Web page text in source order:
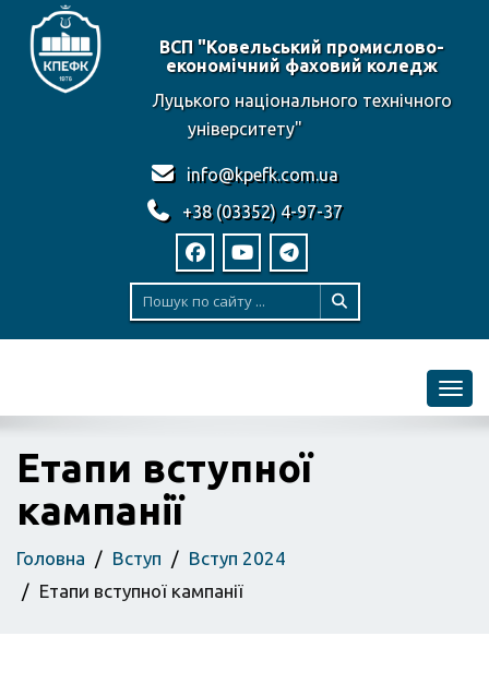
ВСП "Ковельський промислово-
економічний фаховий коледж
Луцького національного технічного
університету"
info@kpefk.com.ua
+38 (03352) 4-97-37
Етапи вступної
кампанії
Головна Вступ
Вступ 2024
Етапи вступної кампанії